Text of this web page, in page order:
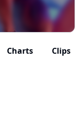
Charts Clips